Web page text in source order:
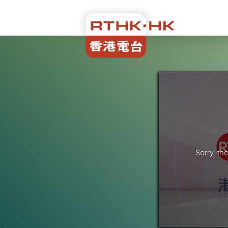
Sorry,